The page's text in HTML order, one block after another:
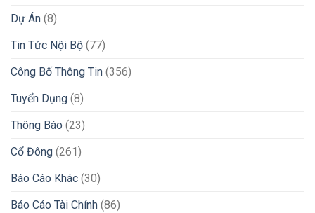
Dự Án (8)
Tin Tức Nội Bộ (77)
Công Bố Thông Tin (356)
Tuyển Dụng (8)
Thông Báo (23)
Cổ Đông (261)
Báo Cáo Khác (30)
Báo Cáo Tài Chính (86)